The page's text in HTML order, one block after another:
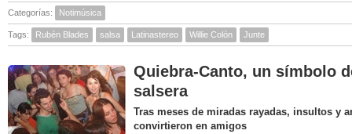
Categorías: Notimúsica
Tags: Rubén Blades salsa Latinastereo Willie Colón Junte
Quiebra-Canto, un símbolo
salsera
Tras meses de miradas rayadas, insultos y
convirtieron en amigos